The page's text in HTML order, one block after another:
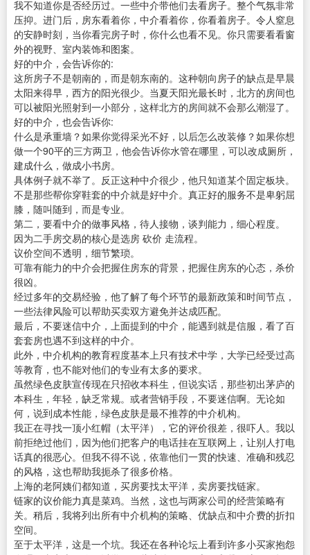
我不知道你是否经历过。一些中介带他们去看房子。整个气氛非常
压抑。进门后，房东看着你，中介看着你，你看着房子。令人窒息
的安静时刻，当你看完房子时，你什么也看不见。你只需要看看窗
外的视野、室内装饰和图案。
好的中介，会告诉你的:
这所房子不是朝南的，而是朝东南的。这种朝向房子的缺点是早晨
太阳来得早，西方的阳光很少。当夏天阳光最长时，北方的房间也
可以被阳光照射到一小部分，这样北方的房间就不会那么潮湿了。
好的中介，也会告诉你:
什么是承重墙？如果你觉得采光不好，以后怎么改装修？如果你想
做一个90平的三方两卫，他会告诉你水管在哪里，可以改成厕所，
建成什么，做成小书房。
具体例子就不举了。反正这种中介很少，他只知道某个固定板块。
不是那些帮你穿鞋套的中介就是好中介。真正好的服务不是卑躬屈
膝，随叫随到，而是专业。
第二，要看中介的做事风格，待人接物，谈判能力，细心程度。
因为二手房交易的核心是选房 砍价 走流程。
议价空间不透明，细节繁琐。
可靠有能力的中介会把握住房东的背景，把握住房东的心态，杀价
很凶。
经过多年的交易经验，他了解了每个环节的最新政策和时间节点，
一些法律风险可以帮助买卖双方避免并达成匹配。
最后，不要迷信中介，上面提到的中介，能遇到就是信服，看了百
套套房也遇不到这样的中介。
此外，中介机构的教育程度基本上只有技术中学，大学已经受过高
等教育，也不能对他们的专业有太多的要求。
虽然绿色皮肤宣传现在只招收本科生，但说实话，那些初出茅庐的
本科生，年轻，缺乏常规。或者营销手段，不要迷信啊。无论如
何，说到成本性能，绿色皮肤是最不推荐的中介机构。
我正在寻找一顶小红帽（太平洋），它的评价很差，很吓人。我以
前拒绝过他们，因为他们把客户的电话挂在互联网上，让别人打电
话真的很恶心。但我不得不说，依靠他们一贯的快速、准确和残忍
的风格，这也帮助我扼杀了很多价格。
上海的老阿姨们都知道，买房要找太平洋，卖房要找链家。
链家的议价能力真是菜鸡。当然，这也与两家公司的经营策略有
关。稍后，我将列出所有中介机构的策略、优缺点和中介费的折扣
空间。
至于太平洋，这是一个坑。我还在各种论坛上看到许多小买家抱怨